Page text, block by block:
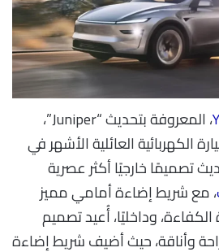
، المعروفة بتحديث “Juniper”،
الكهربائية العائلية الأشهر في
تصميمًا خارجيًا أكثر عصرية
، مع شريط إضاءة أمامي مميز
وداخليًا، أُعيد تصميم
وأناقة، حيث أضيف شريط إضاءة